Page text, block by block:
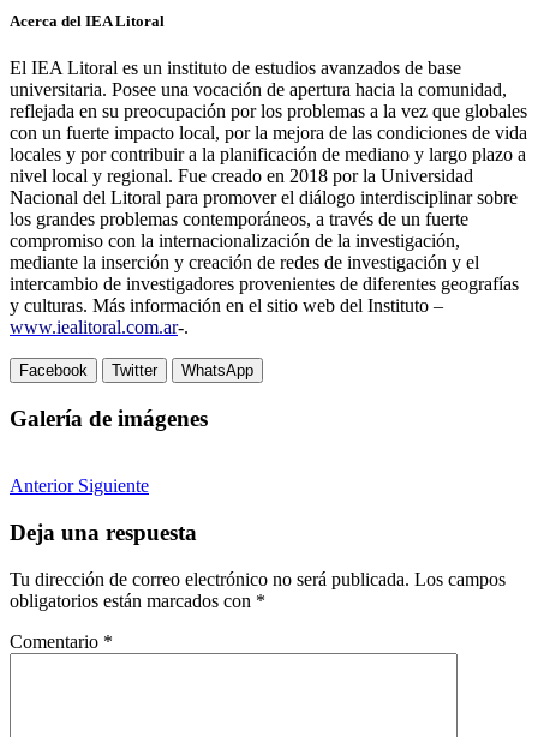
Acerca del IEA Litoral
El IEA Litoral es un instituto de estudios avanzados de base
universitaria. Posee una vocación de apertura hacia la comunidad,
reflejada en su preocupación por los problemas a la vez que globales
con un fuerte impacto local, por la mejora de las condiciones de vida
locales y por contribuir a la planificación de mediano y largo plazo a
nivel local y regional. Fue creado en 2018 por la Universidad
Nacional del Litoral para promover el diálogo interdisciplinar sobre
los grandes problemas contemporáneos, a través de un fuerte
compromiso con la internacionalización de la investigación,
mediante la inserción y creación de redes de investigación y el
intercambio de investigadores provenientes de diferentes geografías
y culturas. Más información en el sitio web del Instituto –
www.iealitoral.com.ar-.
Facebook Twitter WhatsApp
Galería de imágenes
Anterior Siguiente
Deja una respuesta
Tu dirección de correo electrónico no será publicada. Los campos
obligatorios están marcados con *
Comentario *